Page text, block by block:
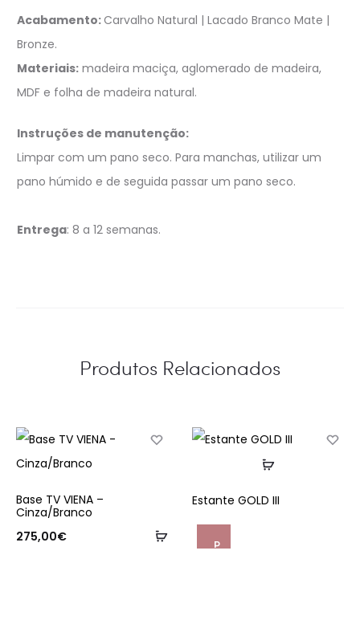
Acabamento: Carvalho Natural | Lacado Branco Mate |
Bronze.
Materiais: madeira maciça, aglomerado de madeira,
MDF e folha de madeira natural.
Instruções de manutenção:
Limpar com um pano seco. Para manchas, utilizar um
pano húmido e de seguida passar um pano seco.
Entrega: 8 a 12 semanas.
Produtos Relacionados
Adicionar
Base TV VIENA –
Cinza/Branco
275,00€
Ler
Estante GOLD III
P